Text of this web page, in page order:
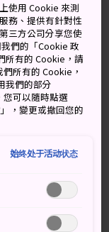
靈感的
的城堡。這裡的
·盧卡斯
靈感。
方不大，一日就
使用 Cookie 來測
務、提供有針對性
三方公司分享您使
們的「Cookie 政
所有的 Cookie，請
所有的 Cookie，
我們的部分
可以隨時點選
，變更或撤回您的
始终处于活动状态